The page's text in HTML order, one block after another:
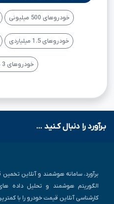
خودروهای 500 میلیونی
خودروهای 1.5 میلیاردی
خودروهای 3 میلیاردی
بـرآورد را دنبال کـنید ...
برآورد، سامانه هوشمند و آنلاین
الگوریتم هوشمند و تحلیل داده
کارشناسی آنلاین قیمت خودرو را با